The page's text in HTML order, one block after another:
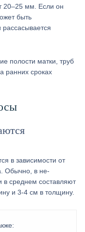
20–25 мм. Если он
быть
полости матки, труб
ранних сроках
в зависимости от
Обычно, в не-
среднем составляют
и 3-4 см в толщину.